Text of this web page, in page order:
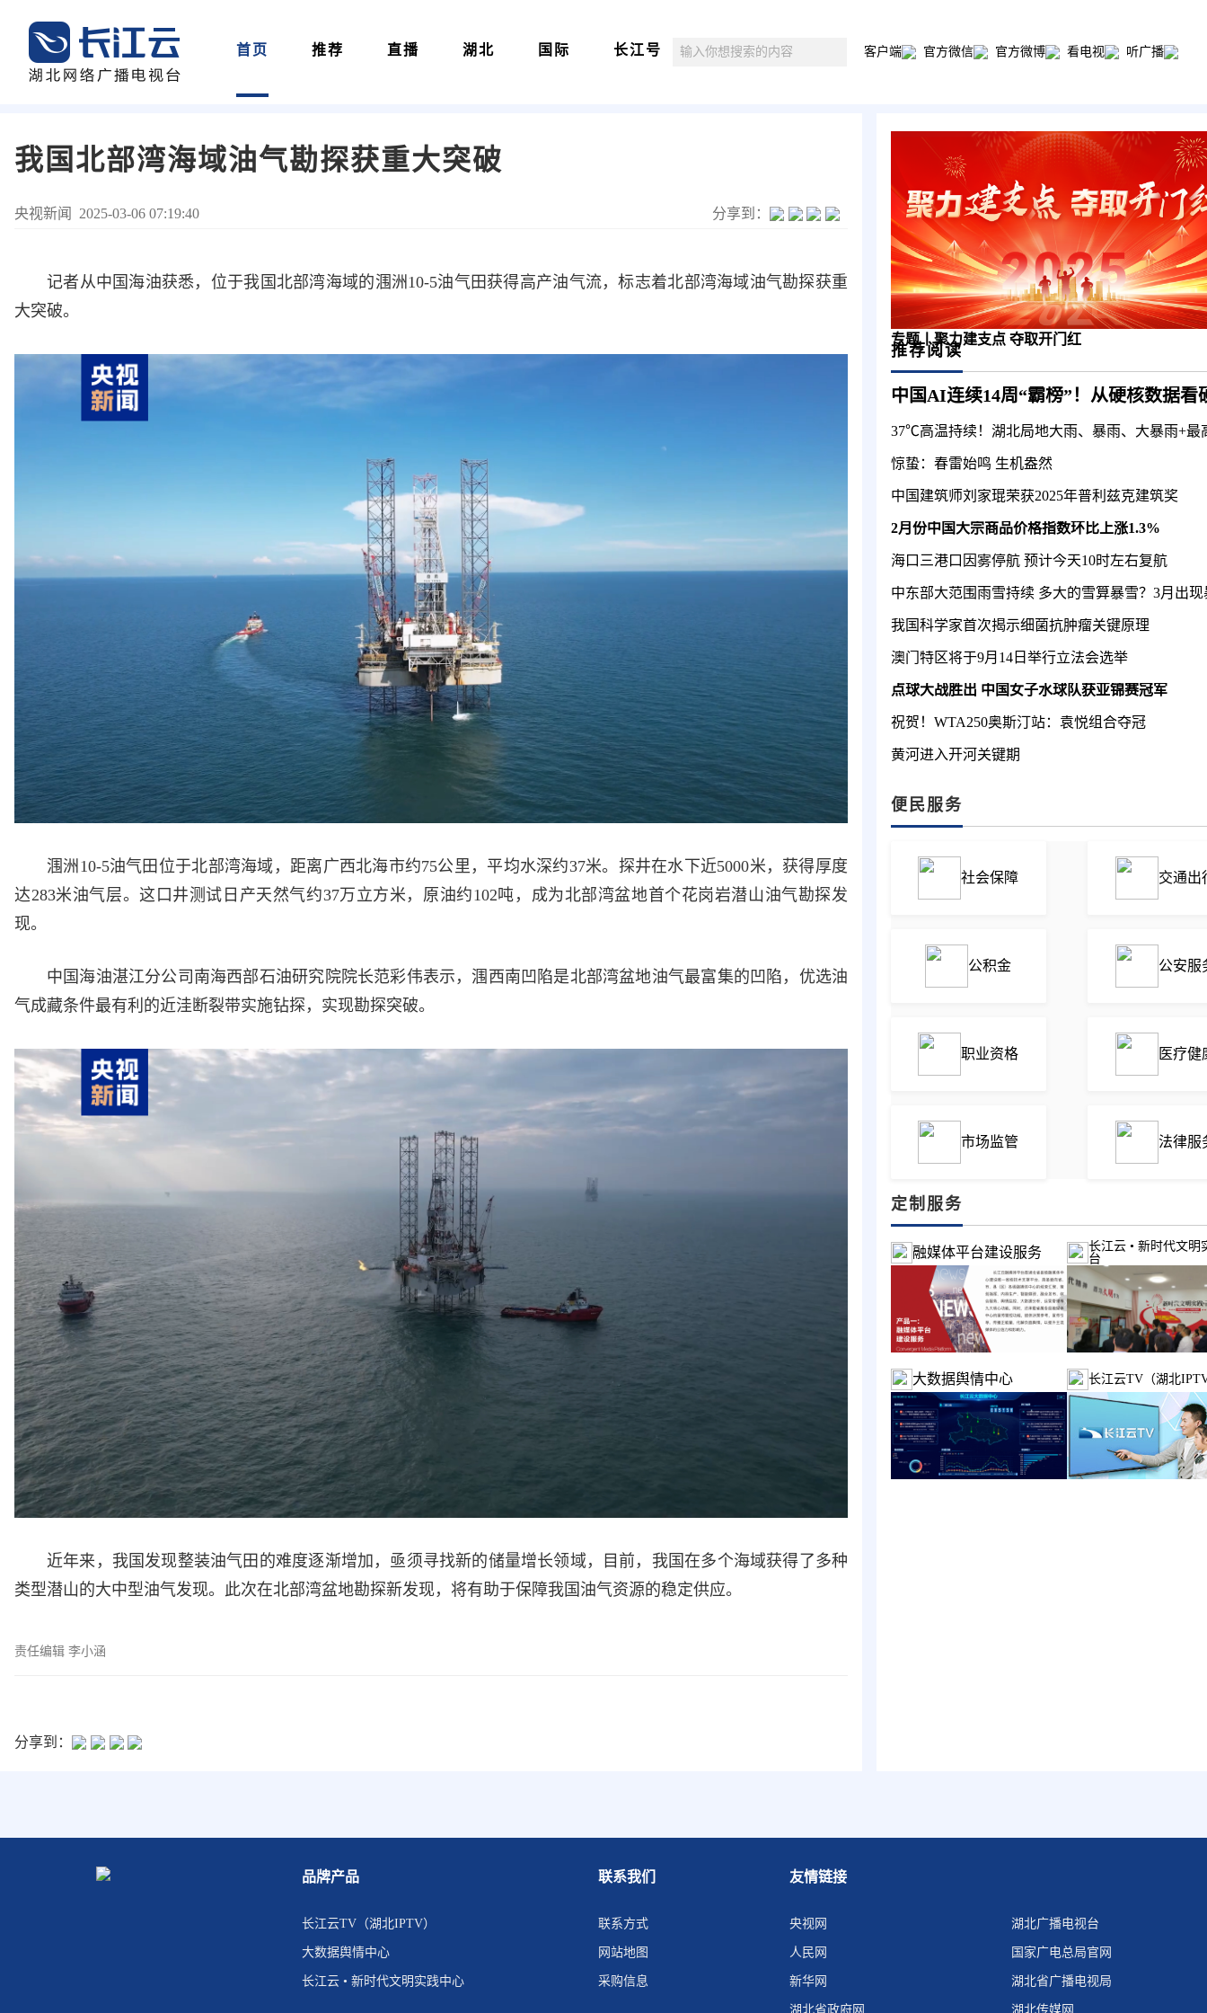
首页 推荐 直播 湖北 国际 长江号 客户端 官方微信 官方微博 看电视 听广播
我国北部湾海域油气勘探获重大突破
央视新闻 2025-03-06 07:19:40 分享到：
记者从中国海油获悉，位于我国北部湾海域的涠洲10-5油气田获得高产油气流，标志着北部湾海域油气勘探获重
大突破。
涠洲10-5油气田位于北部湾海域，距离广西北海市约75公里，平均水深约37米。探井在水下近5000米，获得厚度
达283米油气层。这口井测试日产天然气约37万立方米，原油约102吨，成为北部湾盆地首个花岗岩潜山油气勘探发
现。
中国海油湛江分公司南海西部石油研究院院长范彩伟表示，涠西南凹陷是北部湾盆地油气最富集的凹陷，优选油
气成藏条件最有利的近洼断裂带实施钻探，实现勘探突破。
近年来，我国发现整装油气田的难度逐渐增加，亟须寻找新的储量增长领域，目前，我国在多个海域获得了多种
类型潜山的大中型油气发现。此次在北部湾盆地勘探新发现，将有助于保障我国油气资源的稳定供应。
责任编辑 李小涵
分享到：
专题丨聚力建支点 夺取开门红
推荐阅读
惊蛰：春雷始鸣 生机盎然
中国建筑师刘家琨荣获2025年普利兹克建筑奖
2月份中国大宗商品价格指数环比上涨1.3%
海口三港口因雾停航 预计今天10时左右复航
我国科学家首次揭示细菌抗肿瘤关键原理
澳门特区将于9月14日举行立法会选举
点球大战胜出 中国女子水球队获亚锦赛冠军
祝贺！WTA250奥斯汀站：袁悦组合夺冠
黄河进入开河关键期
便民服务
社会保障 交通出
公积金 公安服
职业资格 医疗健
市场监管 法律服
定制服务
融媒体平台建设服务
长江云 • 新时代文明
台
大数据舆情中心 长江云TV（湖北
品牌产品
长江云TV（湖北IPTV）
大数据舆情中心
长江云 • 新时代文明实践中心
联系我们
联系方式
网站地图
采购信息
友情链接
央视网
人民网
新华网
湖北省政府网
湖北广播电视台
国家广电总局官网
湖北省广播电视局
湖北传媒网